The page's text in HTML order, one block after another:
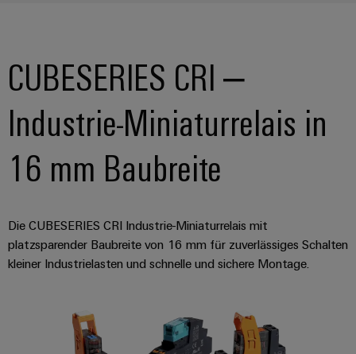
CUBESERIES CRI –
Industrie-Miniaturrelais in
16 mm Baubreite
Die CUBESERIES CRI Industrie-Miniaturrelais mit
platzsparender Baubreite von 16 mm für zuverlässiges Schalten
kleiner Industrielasten und schnelle und sichere Montage.